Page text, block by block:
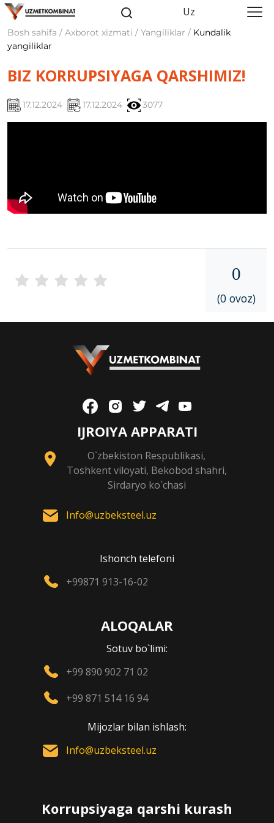
Uz
Bosh sahifa / Axborot xizmati / Yangiliklar / Kundalik
yangiliklar
BIZ KORRUPSIYAGA QARSHIMIZ!
17.12.2024 17.12.2024 3077
0
(0 ovoz)
IJROIYA APPARATI
O`zbekiston Respublikasi,
Toshkent viloyati, Bekobod shahri,
Sirdaryo ko`chasi
Info@uzbeksteel.uz
Ishonch telefoni
+99871 913-16-02
ALOQALAR
Sotuv bo`limi:
+99 890 902 71 02
+99 871 514 16 94
Mijozlar bilan ishlash:
Info@uzbeksteel.uz
Korrupsiyaga qarshi kurash